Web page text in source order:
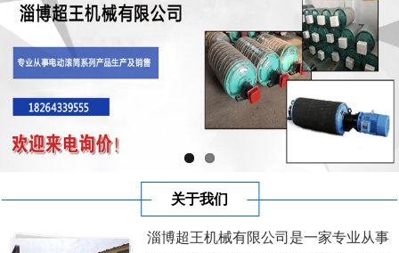
关于我们
淄博超王机械有限公司是一家专业从事